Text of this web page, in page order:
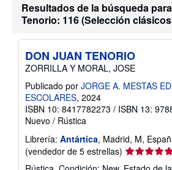
Resultados de la búsqueda
Tenorio: 116 (Selección
DON JUAN TENORIO
ZORRILLA Y MORAL, JOSE
Publicado por JORGE A. MESTAS
ESCOLARES, 2024
ISBN 10: 8417782273 / ISBN 13:
Nuevo / Rústica
Librería: Antártica, Madrid, M,
(vendedor de 5 estrellas) Calificación
del